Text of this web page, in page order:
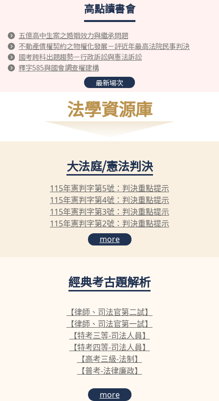
高點讀書會
五億高中生案之婚姻效力與繼承問題
不動產債權契約之物權化發展－評近年最高法院民事判決
國考跨科出題趨勢－行政訴訟與憲法訴訟
釋字585與國會調查權建構
最新場次
法學資源庫
經典考古題解析
【律師、司法官第二試】
【律師、司法官第一試】
【特考三等-司法人員】
【特考四等-司法人員】
【高考三級-法制】
【普考-法律廉政】
more
大法庭/憲法判決
115年憲判字第5號：判決重點提示
115年憲判字第4號：判決重點提示
115年憲判字第3號：判決重點提示
115年憲判字第2號：判決重點提示
more